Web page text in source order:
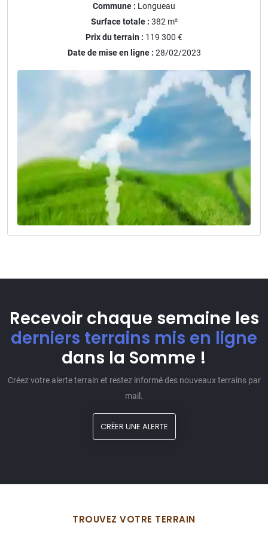
Commune : Longueau
Surface totale : 382 m²
Prix du terrain : 119 300 €
Date de mise en ligne : 28/02/2023
Recevoir chaque semaine les
derniers terrains mis en ligne
dans la Somme !
Créez votre alerte terrain et restez informé des nouveaux terrains par
mail.
CRÉER UNE ALERTE
TROUVEZ VOTRE TERRAIN